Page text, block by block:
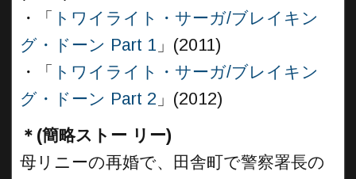
・「 トワイライト・サーガ/ブレイキン
グ・ドーン Part 1 」(2011)
・「 トワイライト・サーガ/ブレイキン
グ・ドーン Part 2 」(2012)
＊(簡略ストー リー)
母リニーの再婚で、田舎町で警察署長の